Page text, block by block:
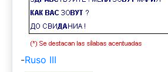
-Ruso III